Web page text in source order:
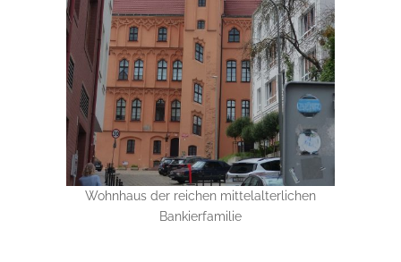
Wohnhaus der reichen mittelalterlichen
Bankierfamilie